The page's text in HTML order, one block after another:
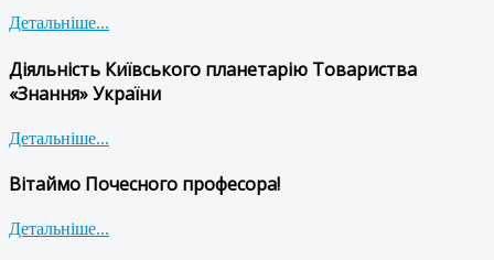
Детальніше...
Діяльність Київського планетарію Товариства
«Знання» України
Детальніше...
Вітаймо Почесного професора!
Детальніше...